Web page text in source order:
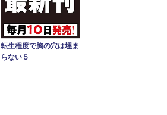
転生程度で胸の穴は埋ま
らない５